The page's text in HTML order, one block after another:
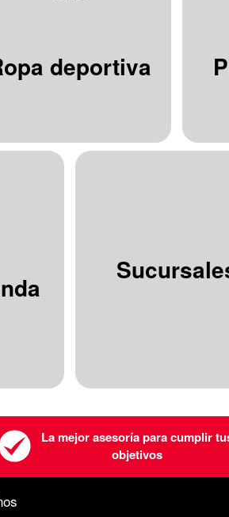
deportiva
La mejor asesoría para cumplir
objetivos